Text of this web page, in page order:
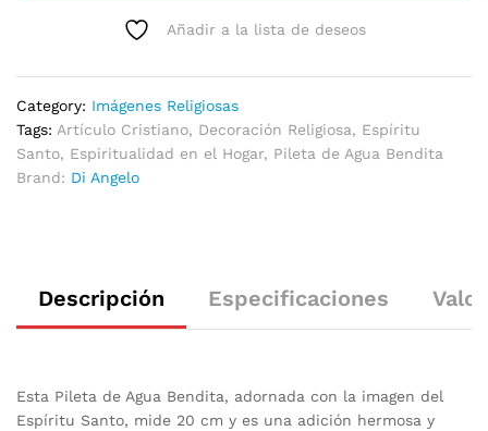
Añadir a la lista de deseos
Category: Imágenes Religiosas
Tags: Artículo Cristiano, Decoración Religiosa, Espíritu
Santo, Espiritualidad en el Hogar, Pileta de Agua Bendita
Brand: Di Angelo
Descripción Especificaciones
Esta Pileta de Agua Bendita, adornada con la imagen del
Espíritu Santo, mide 20 cm y es una adición hermosa y